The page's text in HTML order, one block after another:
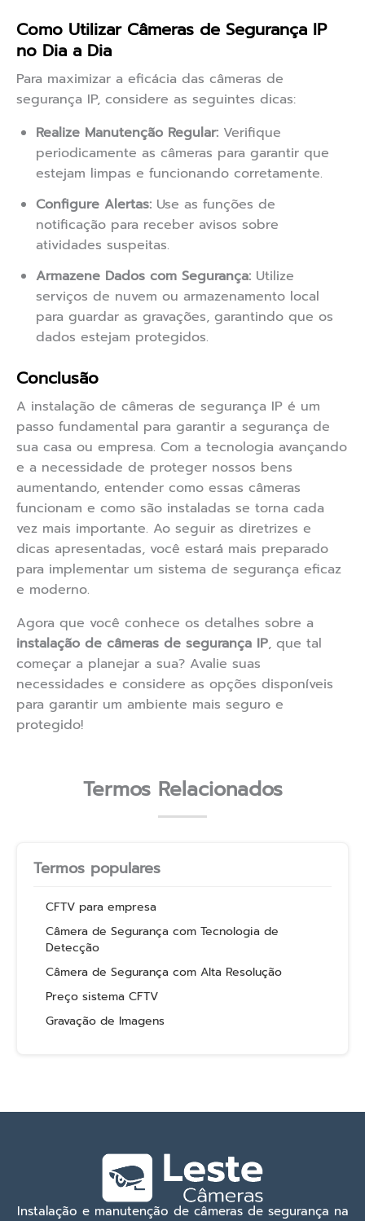
Como Utilizar Câmeras de Segurança IP
no Dia a Dia
Para maximizar a eficácia das câmeras de
segurança IP, considere as seguintes dicas:
Realize Manutenção Regular: Verifique
periodicamente as câmeras para garantir que
estejam limpas e funcionando corretamente.
Configure Alertas: Use as funções de
notificação para receber avisos sobre
atividades suspeitas.
Armazene Dados com Segurança: Utilize
serviços de nuvem ou armazenamento local
para guardar as gravações, garantindo que os
dados estejam protegidos.
Conclusão
A instalação de câmeras de segurança IP é um
passo fundamental para garantir a segurança de
sua casa ou empresa. Com a tecnologia avançando
e a necessidade de proteger nossos bens
aumentando, entender como essas câmeras
funcionam e como são instaladas se torna cada
vez mais importante. Ao seguir as diretrizes e
dicas apresentadas, você estará mais preparado
para implementar um sistema de segurança eficaz
e moderno.
Agora que você conhece os detalhes sobre a
instalação de câmeras de segurança IP, que tal
começar a planejar a sua? Avalie suas
necessidades e considere as opções disponíveis
para garantir um ambiente mais seguro e
protegido!
Termos Relacionados
Termos populares
CFTV para empresa
Câmera de Segurança com Tecnologia de
Detecção
Câmera de Segurança com Alta Resolução
Preço sistema CFTV
Gravação de Imagens
Instalação e manutenção de câmeras de segurança na